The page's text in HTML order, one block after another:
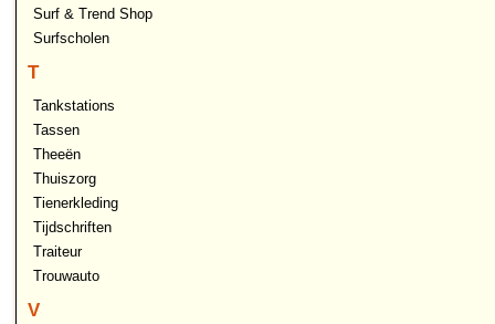
Surf & Trend Shop
Surfscholen
T
Tankstations
Tassen
Theeën
Thuiszorg
Tienerkleding
Tijdschriften
Traiteur
Trouwauto
V